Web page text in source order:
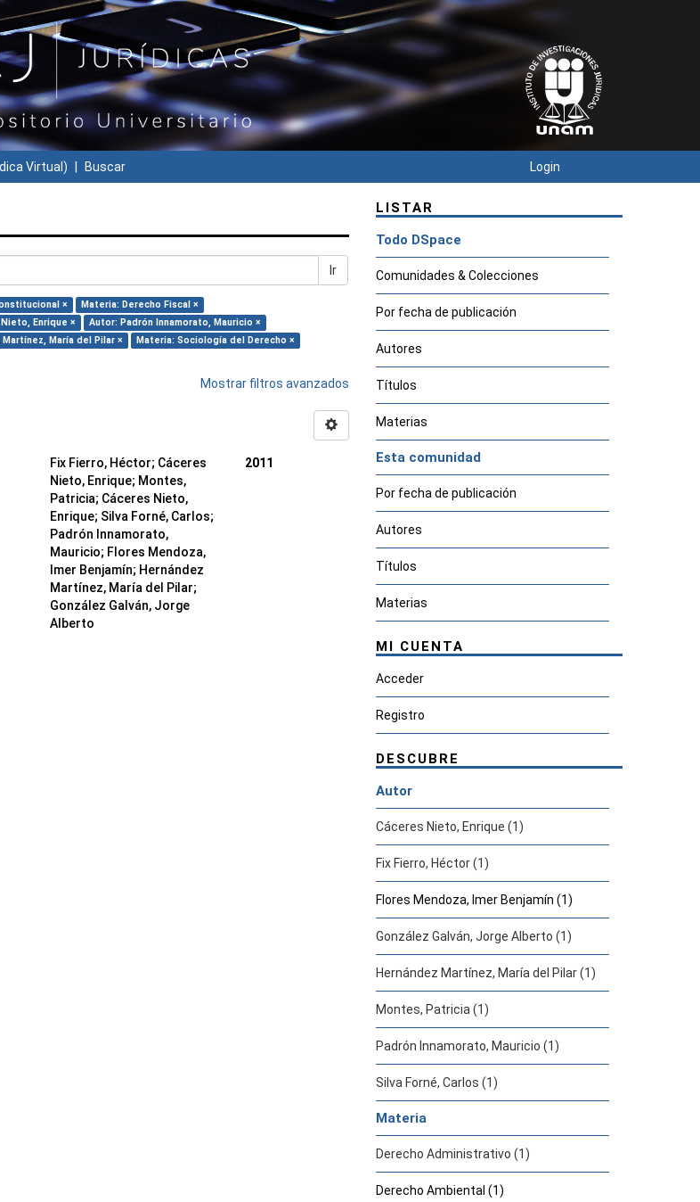
Virtual) Buscar Login
Ir
×
Materia: Derecho Fiscal ×
Enrique ×
Autor: Padrón Innamorato, Mauricio ×
María del Pilar ×
Materia: Sociología del Derecho ×
Mostrar filtros avanzados
Fix Fierro, Héctor; Cáceres
Nieto, Enrique; Montes,
Patricia; Cáceres Nieto,
Enrique; Silva Forné, Carlos;
Padrón Innamorato,
Mauricio; Flores Mendoza,
Imer Benjamín; Hernández
Martínez, María del Pilar;
González Galván, Jorge
Alberto
2011
LISTAR
Todo DSpace
Comunidades & Colecciones
Por fecha de publicación
Autores
Títulos
Materias
Esta comunidad
Por fecha de publicación
Autores
Títulos
Materias
MI CUENTA
Acceder
Registro
DESCUBRE
Autor
Cáceres Nieto, Enrique (1)
Fix Fierro, Héctor (1)
Flores Mendoza, Imer Benjamín (1)
González Galván, Jorge Alberto (1)
Hernández Martínez, María del Pilar (1)
Montes, Patricia (1)
Padrón Innamorato, Mauricio (1)
Silva Forné, Carlos (1)
Materia
Derecho Administrativo (1)
Derecho Ambiental (1)